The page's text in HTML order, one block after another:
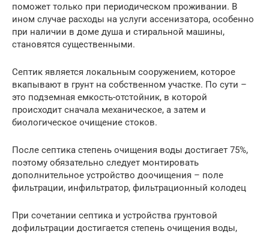
поможет только при периодическом проживании. В
ином случае расходы на услуги ассенизатора, особенно
при наличии в доме душа и стиральной машины,
становятся существенными.
Септик является локальным сооружением, которое
вкапывают в грунт на собственном участке. По сути –
это подземная емкость-отстойник, в которой
происходит сначала механическое, а затем и
биологическое очищение стоков.
После септика степень очищения воды достигает 75%,
поэтому обязательно следует монтировать
дополнительное устройство доочищения – поле
фильтрации, инфильтратор, фильтрационный колодец
При сочетании септика и устройства грунтовой
дофильтрации достигается степень очищения воды,